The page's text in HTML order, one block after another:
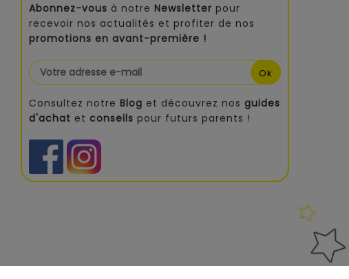
Abonnez-vous à notre Newsletter pour
recevoir nos actualités et profiter de nos
promotions en avant-première !
Consultez notre Blog et découvrez nos guides
d'achat et conseils pour futurs parents !